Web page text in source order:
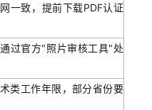
一致，提前下载PDF认证
过官方"照片审核工具"处
类工作年限，部分省份要